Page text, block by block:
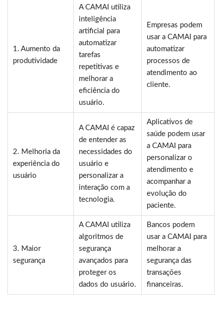
1. Aumento da
produtividade
A CAMAI utiliza
inteligência
artificial para
automatizar
tarefas
repetitivas e
melhorar a
eficiência do
usuário.
Empresas podem
usar a CAMAI para
automatizar
processos de
atendimento ao
cliente.
2. Melhoria da
experiência do
usuário
A CAMAI é capaz
de entender as
necessidades do
usuário e
personalizar a
interação com a
tecnologia.
Aplicativos de
saúde podem usar
a CAMAI para
personalizar o
atendimento e
acompanhar a
evolução do
paciente.
3. Maior
segurança
A CAMAI utiliza
algoritmos de
segurança
avançados para
proteger os
dados do usuário.
Bancos podem
usar a CAMAI para
melhorar a
segurança das
transações
financeiras.